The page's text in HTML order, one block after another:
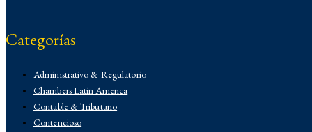
Categorías
Administrativo & Regulatorio
Chambers Latin America
Contable & Tributario
Contencioso